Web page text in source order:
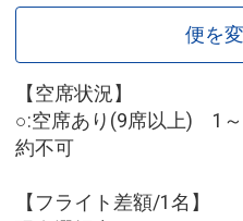
便を
【空席状況】
○:空席あり(9席以上) 1
約不可
【フライト差額/1名】